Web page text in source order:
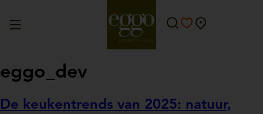
eggo_dev
De keukentrends van 2025: natuur,